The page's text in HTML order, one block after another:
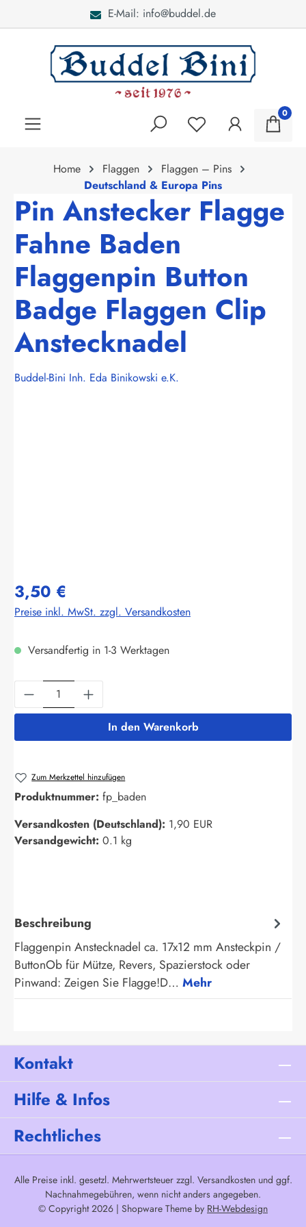
E-Mail: info@buddel.de
0
Home Flaggen
Flaggen – Pins
Deutschland & Europa Pins
Pin Anstecker Flagge
Fahne Baden
Flaggenpin Button
Badge Flaggen Clip
Anstecknadel
Buddel-Bini Inh. Eda Binikowski e.K.
3,50 €
Preise inkl. MwSt. zzgl. Versandkosten
Versandfertig in 1-3 Werktagen
Produkt Anzahl: Gib den gewünschten
In den Warenkorb
Zum Merkzettel hinzufügen
Produktnummer: fp_baden
Versandkosten (Deutschland): 1,90 EUR
Versandgewicht: 0.1 kg
Beschreibung
Flaggenpin Anstecknadel ca. 17x12 mm Ansteckpin /
ButtonOb für Mütze, Revers, Spazierstock oder
Pinwand: Zeigen Sie Flagge!D… Mehr
Kontakt
Hilfe & Infos
Rechtliches
Alle Preise inkl. gesetzl. Mehrwertsteuer zzgl. Versandkostenund ggf.
Nachnahmegebühren, wenn nicht anders angegeben.
© Copyright 2026 | Shopware Theme by RH-Webdesign